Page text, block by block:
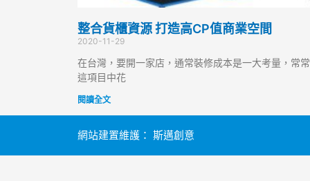
整合貨櫃資源 打造高CP值商業空間
2020-11-29
在台灣，要開一家店，通常裝修成本是一大考量，常
這項目中花
閱讀全文
網站建置維護： 斯邁創意